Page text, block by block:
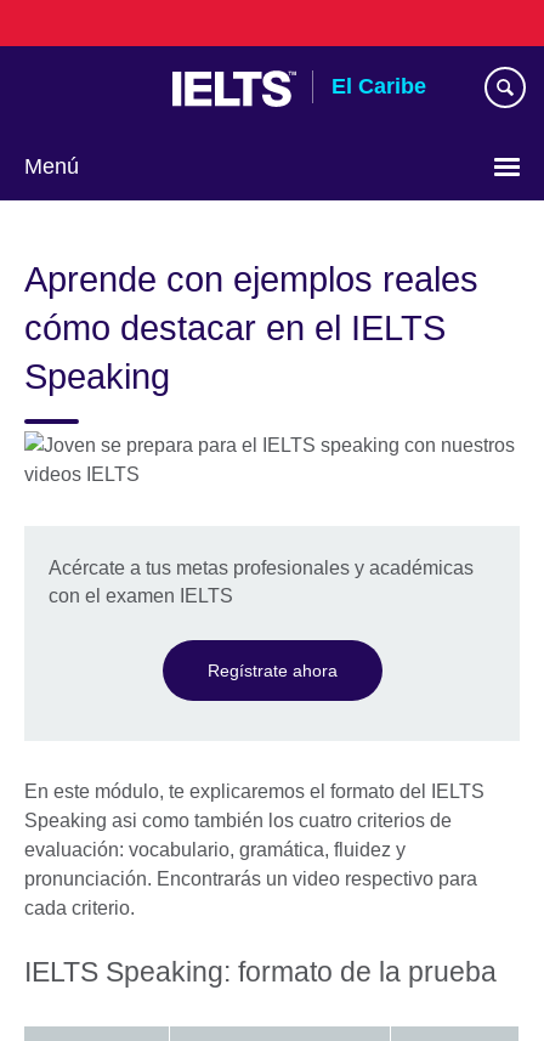
to
El Caribe
Menú
language
Aprende con ejemplos reales
cómo destacar en el IELTS
Speaking
Acércate a tus metas profesionales y académicas
con el examen IELTS
Regístrate ahora
En este módulo, te explicaremos el formato del IELTS
Speaking asi como también los cuatro criterios de
evaluación: vocabulario, gramática, fluidez y
pronunciación. Encontrarás un video respectivo para
cada criterio.
IELTS Speaking: formato de la prueba